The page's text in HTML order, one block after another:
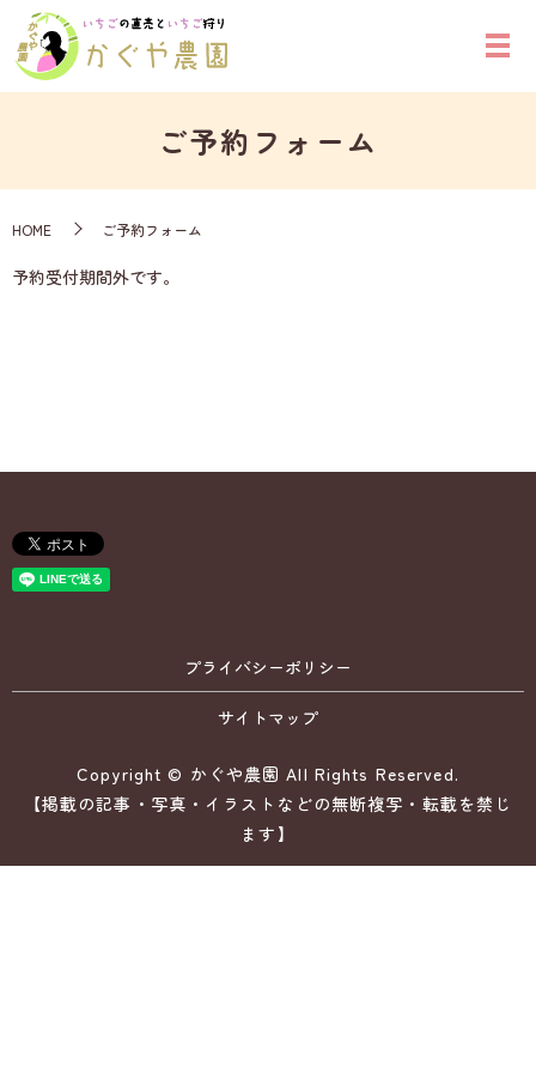
ご予約フォーム
HOME ご予約フォーム
予約受付期間外です。
プライバシーポリシー
サイトマップ
Copyright © かぐや農園 All Rights Reserved.
【掲載の記事・写真・イラストなどの無断複写・転載を禁じ
ます】